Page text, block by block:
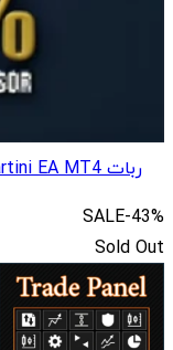
ربات Martini EA MT4
SALE-43%
Sold Out